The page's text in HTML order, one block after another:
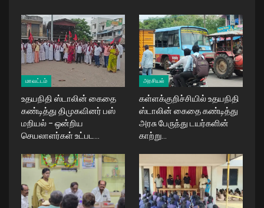
மாவட்டம்
உதயநிதி ஸ்டாலின் கைதை
கண்டித்து திமுகவினர் பஸ்
மறியல் – ஒன்றிய
செயலாளர்கள் உட்பட…
அரசியல்
கள்ளக்குறிச்சியில் உதயநிதி
ஸ்டாலின் கைதை கண்டித்து
அரசு பேருந்து டயர்களின்
காற்று…